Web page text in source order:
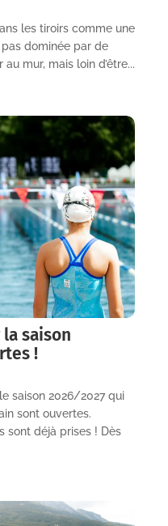
les tiroirs comme une
dominée par de
mur, mais loin d’être...
saison
!
saison 2026/2027 qui
sont ouvertes.
sont déjà prises ! Dès